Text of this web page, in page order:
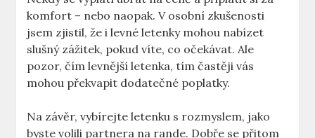
komfort – nebo naopak. V osobní zkušenosti
jsem zjistil, že i levné letenky mohou nabízet
slušný zážitek, pokud víte, co očekávat. Ale
pozor, čím levnější letenka, tím častěji vás
mohou překvapit dodatečné poplatky.
Na závěr, vybírejte letenku s rozmyslem, jako
byste volili partnera na rande. Dobře se přitom